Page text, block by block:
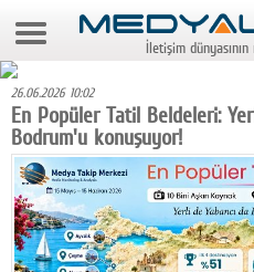
7 Ağustos 2026 17:31:00
Foto Galeri
Video Galeri
Gazeteler
Medya
İletişim
26.06.2026 10:02
En Popüler Tatil Beldeleri:
Bodrum'u konuşuyor!